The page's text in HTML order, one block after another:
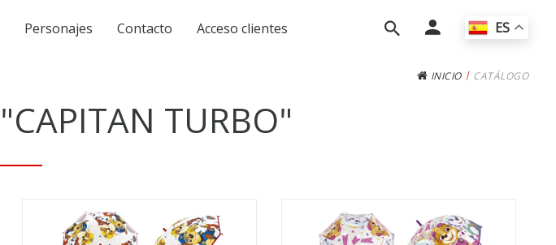
ES
Personajes Contacto Acceso clientes
INICIO | CATÁLOGO
"CAPITAN TURBO"